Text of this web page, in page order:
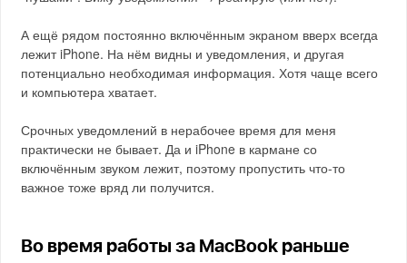
А ещё рядом постоянно включённым экраном вверх всегда
лежит iPhone. На нём видны и уведомления, и другая
потенциально необходимая информация. Хотя чаще всего
и компьютера хватает.
Срочных уведомлений в нерабочее время для меня
практически не бывает. Да и iPhone в кармане со
включённым звуком лежит, поэтому пропустить что-то
важное тоже вряд ли получится.
Во время работы за MacBook раньше